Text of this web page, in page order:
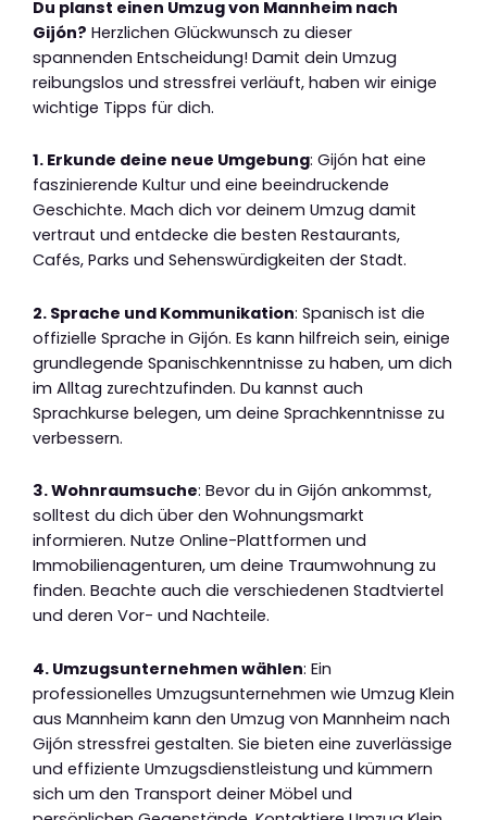
Du planst einen Umzug von Mannheim nach
Gijón? Herzlichen Glückwunsch zu dieser
spannenden Entscheidung! Damit dein Umzug
reibungslos und stressfrei verläuft, haben wir einige
wichtige Tipps für dich.
1. Erkunde deine neue Umgebung: Gijón hat eine
faszinierende Kultur und eine beeindruckende
Geschichte. Mach dich vor deinem Umzug damit
vertraut und entdecke die besten Restaurants,
Cafés, Parks und Sehenswürdigkeiten der Stadt.
2. Sprache und Kommunikation: Spanisch ist die
offizielle Sprache in Gijón. Es kann hilfreich sein, einige
grundlegende Spanischkenntnisse zu haben, um dich
im Alltag zurechtzufinden. Du kannst auch
Sprachkurse belegen, um deine Sprachkenntnisse zu
verbessern.
3. Wohnraumsuche: Bevor du in Gijón ankommst,
solltest du dich über den Wohnungsmarkt
informieren. Nutze Online-Plattformen und
Immobilienagenturen, um deine Traumwohnung zu
finden. Beachte auch die verschiedenen Stadtviertel
und deren Vor- und Nachteile.
4. Umzugsunternehmen wählen: Ein
professionelles Umzugsunternehmen wie Umzug Klein
aus Mannheim kann den Umzug von Mannheim nach
Gijón stressfrei gestalten. Sie bieten eine zuverlässige
und effiziente Umzugsdienstleistung und kümmern
sich um den Transport deiner Möbel und